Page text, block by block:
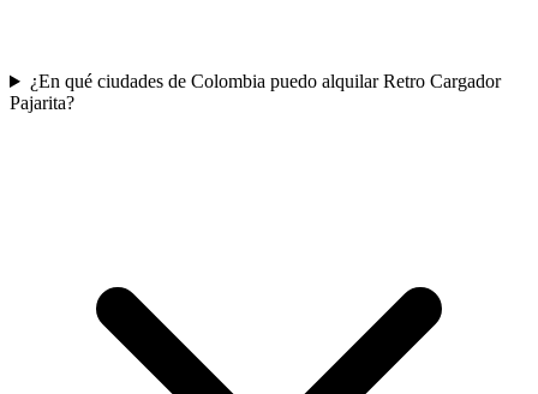
¿En qué ciudades de Colombia puedo alquilar Retro Cargador
Pajarita?